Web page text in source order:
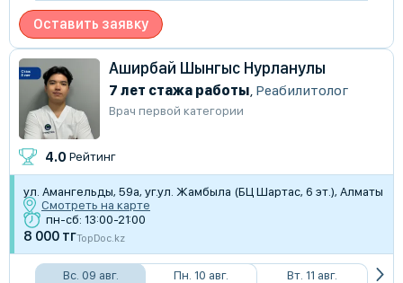
Оставить заявку
Аширбай Шынгыс Нурланулы
7 лет стажа работы Реабилитолог
Врач первой категории
4.0 Рейтинг
​ул. Амангельды, 59а, уг.ул. Жамбыла (БЦ Шартас, 6 эт.), Алматы
Смотреть на карте
пн-сб: 13:00-21:00
8 000 тгTopDoc.kz
Вс. 09 авг. Пн. 10 авг. Вт. 11 авг.